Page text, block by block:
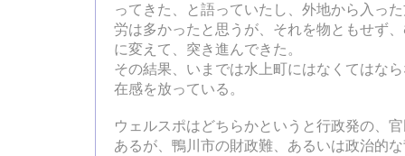
ってきた、と語っていたし、外地から入っ
労は多かったと思うが、それを物ともせず
に変えて、突き進んできた。
その結果、いまでは水上町にはなくてはな
在感を放っている。
ウェルスポはどちらかというと行政発の、
あるが、鴨川市の財政難、あるいは政治的